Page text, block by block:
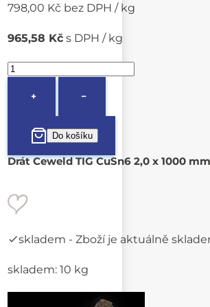
798,00 Kč bez DPH / kg
965,58 Kč s DPH / kg
+ −
Drát Ceweld TIG CuSn6 2,0 x 1000 mm
skladem - Zboží je aktuálně
skladem: 10 kg